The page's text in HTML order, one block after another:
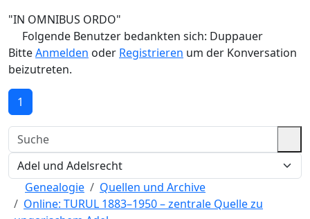
"IN OMNIBUS ORDO"
Folgende Benutzer bedankten sich: Duppauer
BitteAnmelden oder Registrieren um der Konversation
beizutreten.
1
Genealogie
Quellen und Archive
Online: TURUL 1883–1950 – zentrale Quelle zu